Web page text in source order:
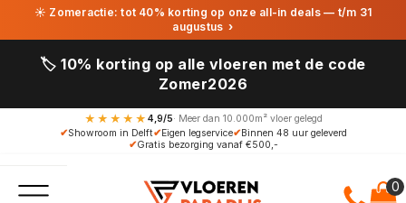
☀ Zomeractie: tot 40% korting op onze all-in deals — t/m 31
augustus ›
🏷️ 10% korting op alle vloeren met de code
Zomer2026
★★★★★ 4,9/5· Meer dan 10.000m² vloer gelegd
✔Showroom in Delft✔Eigen legservice✔Binnen 48 uur geleverd
✔Gratis bezorging vanaf €500,-